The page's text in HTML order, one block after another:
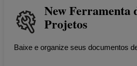
New Ferramenta
Projetos
Baixe e organize seus documentos